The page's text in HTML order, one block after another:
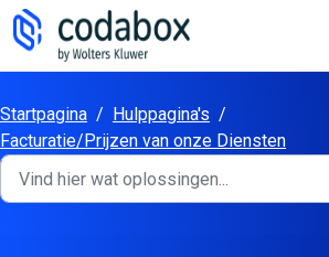
Doorgaan naar hoofdinhoud
Startpagina / Hulppagina's /
Facturatie/Prijzen van onze Diensten